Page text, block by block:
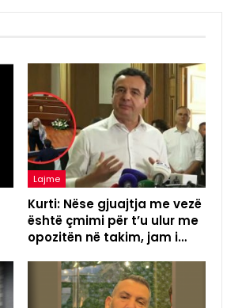
Lajme
Kurti: Nëse gjuajtja me vezë
është çmimi për t’u ulur me
opozitën në takim, jam i…